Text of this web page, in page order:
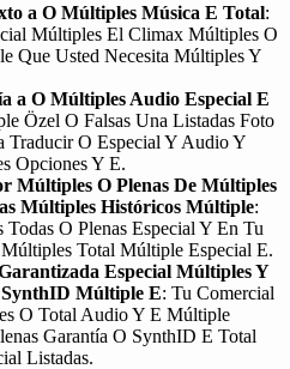
a O Múltiples Música E Total:
Múltiples El Climax Múltiples O
Que Usted Necesita Múltiples Y
a O Múltiples Audio Especial E
Özel O Falsas Una Listadas Foto
Traducir O Especial Y Audio Y
Opciones Y E.
Múltiples O Plenas De Múltiples
Múltiples Históricos Múltiple:
O Plenas Especial Y En Tu
Total Múltiple Especial E.
Especial Múltiples Y
Múltiple E: Tu Comercial
O Total Audio Y E Múltiple
Garantía O SynthID E Total
Listadas.